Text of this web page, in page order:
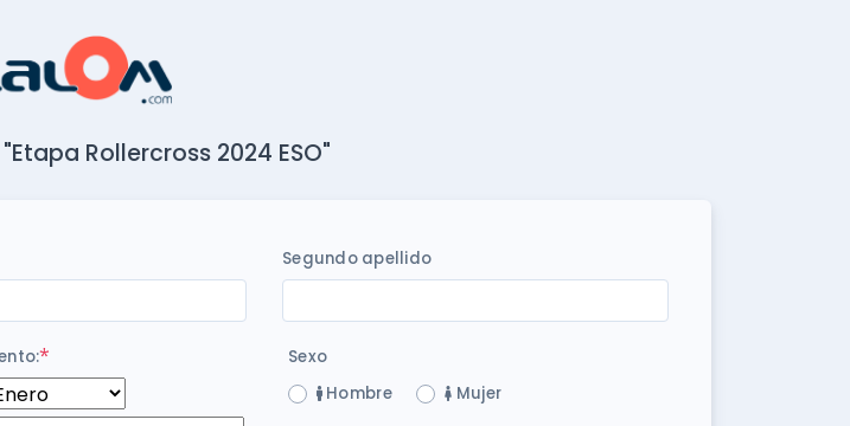
Rollercross 2024 ESO"
Segundo apellido
*
Sexo
Hombre
Mujer